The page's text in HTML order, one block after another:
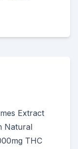
Extract
Natural
THC